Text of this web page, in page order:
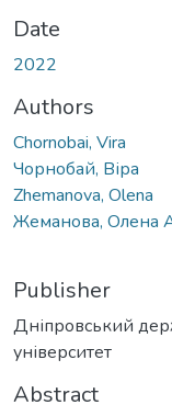
Date
2022
Authors
Chornobai, Vira
Чорнобай, Віра
Zhemanova, Olena
Жеманова, Олена
Publisher
Дніпровський
університет
Abstract